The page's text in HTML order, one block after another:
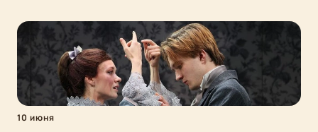
10 июня